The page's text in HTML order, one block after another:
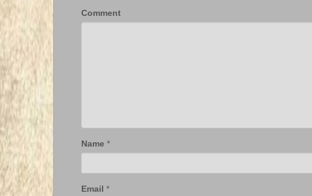
Comment
Name *
Email *